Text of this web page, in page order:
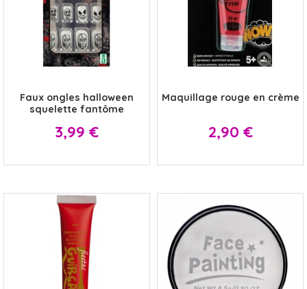
Faux ongles halloween
squelette fantôme
Prix
3,99 €
Maquillage rouge en crème
Prix
2,90 €